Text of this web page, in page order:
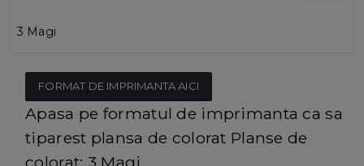
3 Magi
FORMAT DE IMPRIMANTA AICI
Apasa pe formatul de imprimanta ca sa
tiparest plansa de colorat Planse de